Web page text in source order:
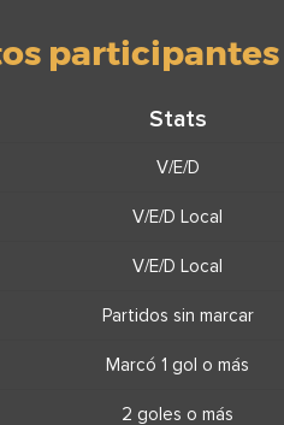
participantes
Stats
V/E/D
V/E/D Local
V/E/D Local
Partidos sin marcar
Marcó 1 gol o más
2 goles o más